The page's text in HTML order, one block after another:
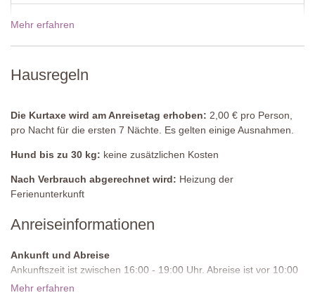
Waschküche(Gemeinschaftlich)
Breite: 4 - 6 Meter
Tiefe: 1,35 Meter
Geöffnet: Mai bis September
Umzäunung: ja
Reinigung: Chlor
Entfernung von den Unterkünften: 100 Meter
Rundes Planschbecken mit Durchmesser von 3 Metern und einer
19 Dez - 02 Jan 2027
Mehr erfahren
Hausregeln
Die Kurtaxe wird am Anreisetag erhoben: 2,00 € pro Person,
pro Nacht für die ersten 7 Nächte. Es gelten einige Ausnahmen.
Hund bis zu 30 kg: keine zusätzlichen Kosten
Nach Verbrauch abgerechnet wird: Heizung der
Ferienunterkunft
Anreiseinformationen
Ankunft und Abreise
Ankunftszeit ist zwischen 16:00 - 19:00 Uhr. Abreise ist vor 10:00
Uhr morgens.
Mehr erfahren